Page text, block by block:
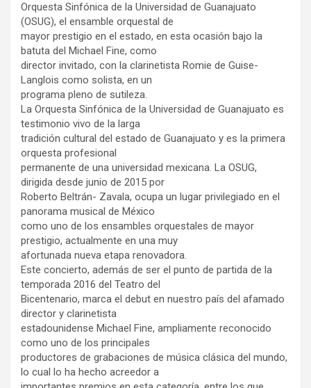
Orquesta Sinfónica de la Universidad de Guanajuato
(OSUG), el ensamble orquestal de
mayor prestigio en el estado, en esta ocasión bajo la
batuta del Michael Fine, como
director invitado, con la clarinetista Romie de Guise-
Langlois como solista, en un
programa pleno de sutileza.
La Orquesta Sinfónica de la Universidad de Guanajuato es
testimonio vivo de la larga
tradición cultural del estado de Guanajuato y es la primera
orquesta profesional
permanente de una universidad mexicana. La OSUG,
dirigida desde junio de 2015 por
Roberto Beltrán- Zavala, ocupa un lugar privilegiado en el
panorama musical de México
como uno de los ensambles orquestales de mayor
prestigio, actualmente en una muy
afortunada nueva etapa renovadora.
Este concierto, además de ser el punto de partida de la
temporada 2016 del Teatro del
Bicentenario, marca el debut en nuestro país del afamado
director y clarinetista
estadounidense Michael Fine, ampliamente reconocido
como uno de los principales
productores de grabaciones de música clásica del mundo,
lo cual lo ha hecho acreedor a